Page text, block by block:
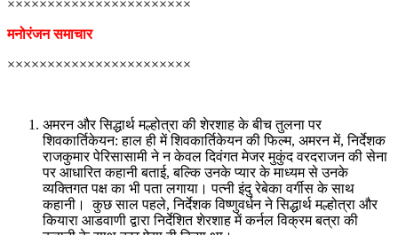
×××××××××××××××××××××××
मनोरंजन समाचार
×××××××××××××××××××××××
अमरन और सिद्धार्थ मल्होत्रा ​​की शेरशाह के बीच तुलना पर
शिवकार्तिकेयन: हाल ही में शिवकार्तिकेयन की फिल्म, अमरन में, निर्देशक
राजकुमार पेरिसासामी ने न केवल दिवंगत मेजर मुकुंद वरदराजन की सेना
पर आधारित कहानी बताई, बल्कि उनके प्यार के माध्यम से उनके
व्यक्तिगत पक्ष का भी पता लगाया। पत्नी इंदु रेबेका वर्गीस के साथ
कहानी। कुछ साल पहले, निर्देशक विष्णुवर्धन ने सिद्धार्थ मल्होत्रा ​​और
कियारा आडवाणी द्वारा निर्देशित शेरशाह में कर्नल विक्रम बत्रा की